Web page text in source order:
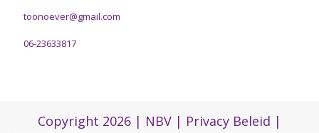
toonoever@gmail.com
06-23633817
Copyright 2026 | NBV | Privacy Beleid |